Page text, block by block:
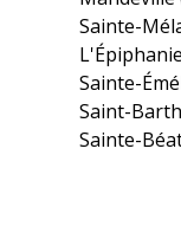
Sainte-
Sainte-
Saint-
Sainte-